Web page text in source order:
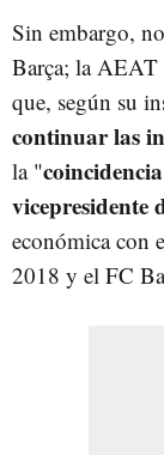
Sin embargo,
Barça; la AEAT
que, según su
continuar las
la "
vicepresidente
económica con
2018 y el FC